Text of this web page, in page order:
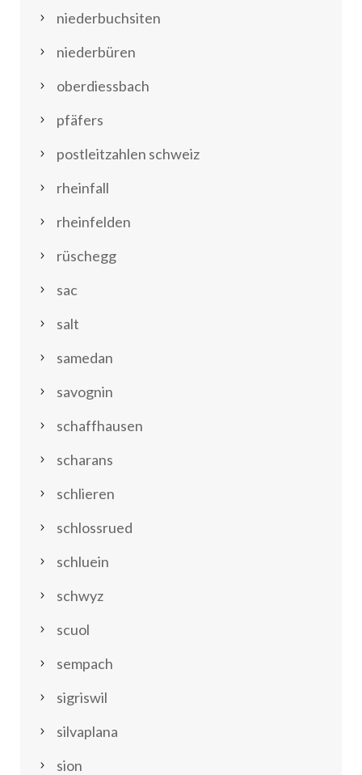
niederbuchsiten
niederbüren
oberdiessbach
pfäfers
postleitzahlen schweiz
rheinfall
rheinfelden
rüschegg
sac
salt
samedan
savognin
schaffhausen
scharans
schlieren
schlossrued
schluein
schwyz
scuol
sempach
sigriswil
silvaplana
sion